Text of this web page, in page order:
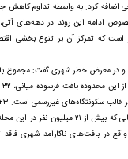
اضافه کرد: به واسطه تداوم
ادامه این روند در دهه‌های آتی،
که تمرکز آن بر تنوع بخشی
فرسوده و ناکارآمد است، در حالی که بیش
در بافت‌های ناکارآمد شهری